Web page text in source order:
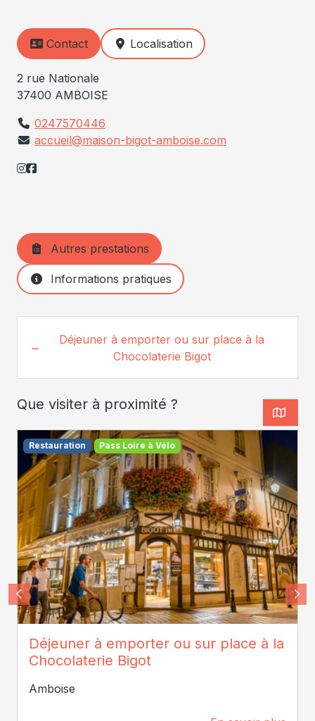
Contact Localisation
2 rue Nationale
37400 AMBOISE
0247570446
accueil@maison-bigot-amboise.com
Autres prestations
Informations pratiques
Déjeuner à emporter ou sur place à la
Chocolaterie Bigot
Que visiter à proximité ?
Restauration Pass Loire à Vélo
Déjeuner à emporter ou sur place à la
Chocolaterie Bigot
Amboise